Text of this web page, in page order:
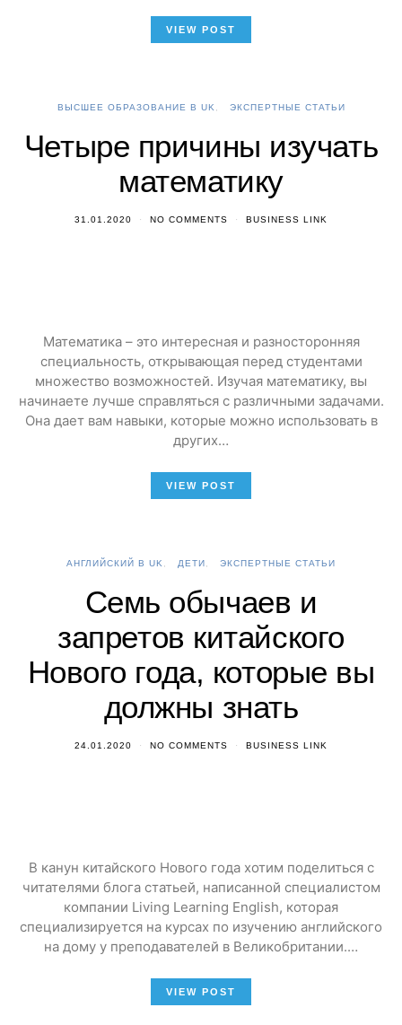
VIEW POST
ВЫСШЕЕ ОБРАЗОВАНИЕ В UK ЭКСПЕРТНЫЕ СТАТЬИ
Четыре причины изучать
математику
31.01.2020 NO COMMENTS BUSINESS LINK
Математика – это интересная и разносторонняя
специальность, открывающая перед студентами
множество возможностей. Изучая математику, вы
начинаете лучше справляться с различными задачами.
Она дает вам навыки, которые можно использовать в
других…
VIEW POST
АНГЛИЙСКИЙ В UK ДЕТИ ЭКСПЕРТНЫЕ СТАТЬИ
Семь обычаев и
запретов китайского
Нового года, которые вы
должны знать
24.01.2020 NO COMMENTS BUSINESS LINK
В канун китайского Нового года хотим поделиться с
читателями блога статьей, написанной специалистом
компании Living Learning English, которая
специализируется на курсах по изучению английского
на дому у преподавателей в Великобритании.…
VIEW POST